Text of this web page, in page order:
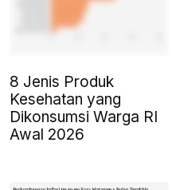
8 Jenis Produk
Kesehatan yang
Dikonsumsi Warga RI
Awal 2026